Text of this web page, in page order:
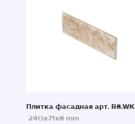
Плитка фасадная арт. R8.WK
240x71x8 mm